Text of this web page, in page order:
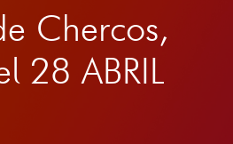
Chercos,
28 ABRIL